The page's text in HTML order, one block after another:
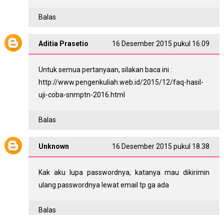
Balas
Aditia Prasetio 16 Desember 2015 pukul 16.09
Untuk semua pertanyaan, silakan baca ini :
http://www.pengenkuliah.web.id/2015/12/faq-hasil-
uji-coba-snmptn-2016.html
Balas
Unknown 16 Desember 2015 pukul 18.38
Kak aku lupa passwordnya, katanya mau dikirimin
ulang passwordnya lewat email tp ga ada
Balas